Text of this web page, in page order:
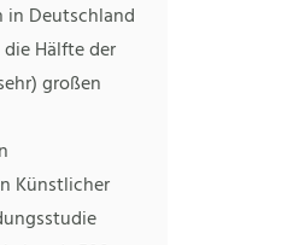
Deutschland
Hälfte der
großen
Künstlicher